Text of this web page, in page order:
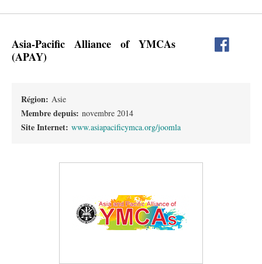
Asia-Pacific Alliance of YMCAs
(APAY)
Région: Asie
Membre depuis: novembre 2014
Site Internet: www.asiapacificymca.org/joomla